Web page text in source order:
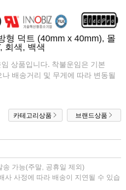
형 덕트 (40mm x 40mm), 몰
회색, 백색
상품입니다. 착불운임은 기본
배송거리 및 무게에 따라 변동될
카테고리상품 브랜드상품
송 가능(주말, 공휴일 제외)
사 사정에 따라 배송이 지연될 수 있습